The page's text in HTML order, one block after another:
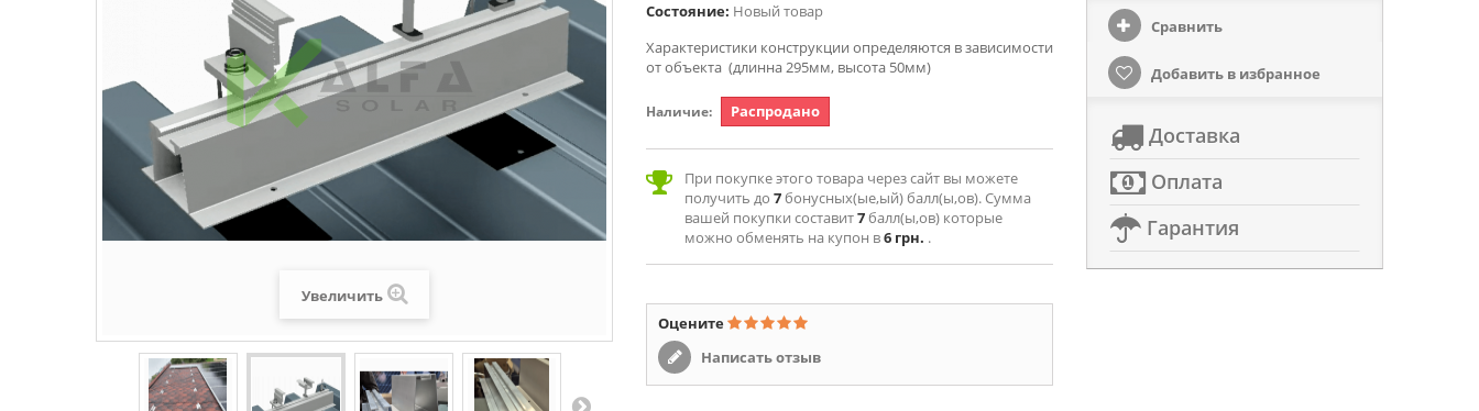
Увеличить
Состояние: Новый товар
Характеристики конструкции определяются в зависимости
от объекта (длинна 295мм, высота 50мм)
Наличие: Распродано
При покупке этого товара через сайт вы можете
получить до 7бонусных(ые,ый) балл(ы,ов). Сумма
вашей покупки составит7балл(ы,ов) которые
можно обменять на купон в6 грн. .
Оцените
Написать отзыв
Сравнить
Добавить в избранное
Доставка
Оплата
Гарантия